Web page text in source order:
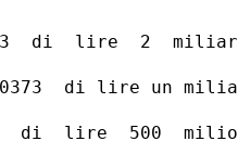
di  lire  2
di lire un
di  lire  500